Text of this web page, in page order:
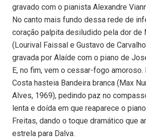
gravado com o pianista Alexandre
No canto mais fundo dessa rede de
coração palpita desiludido pela dor de
(Lourival Faissal e Gustavo de
gravada por Alaíde com o piano de
E, no fim, vem o cessar-fogo amoroso.
Costa hasteia Bandeira branca (Max
Alves, 1969), pedindo paz no
lenta e doída em que reaparece o
Freitas, dando o toque dramático que
estrela para Dalva.